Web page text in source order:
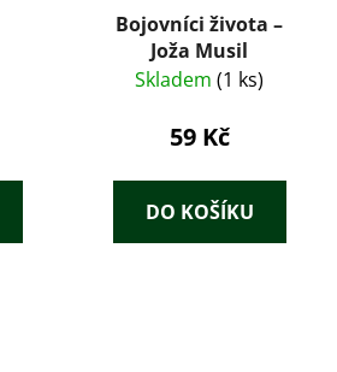
Bojovníci života –
Joža Musil
Skladem (1 ks)
59 Kč
DO KOŠÍKU